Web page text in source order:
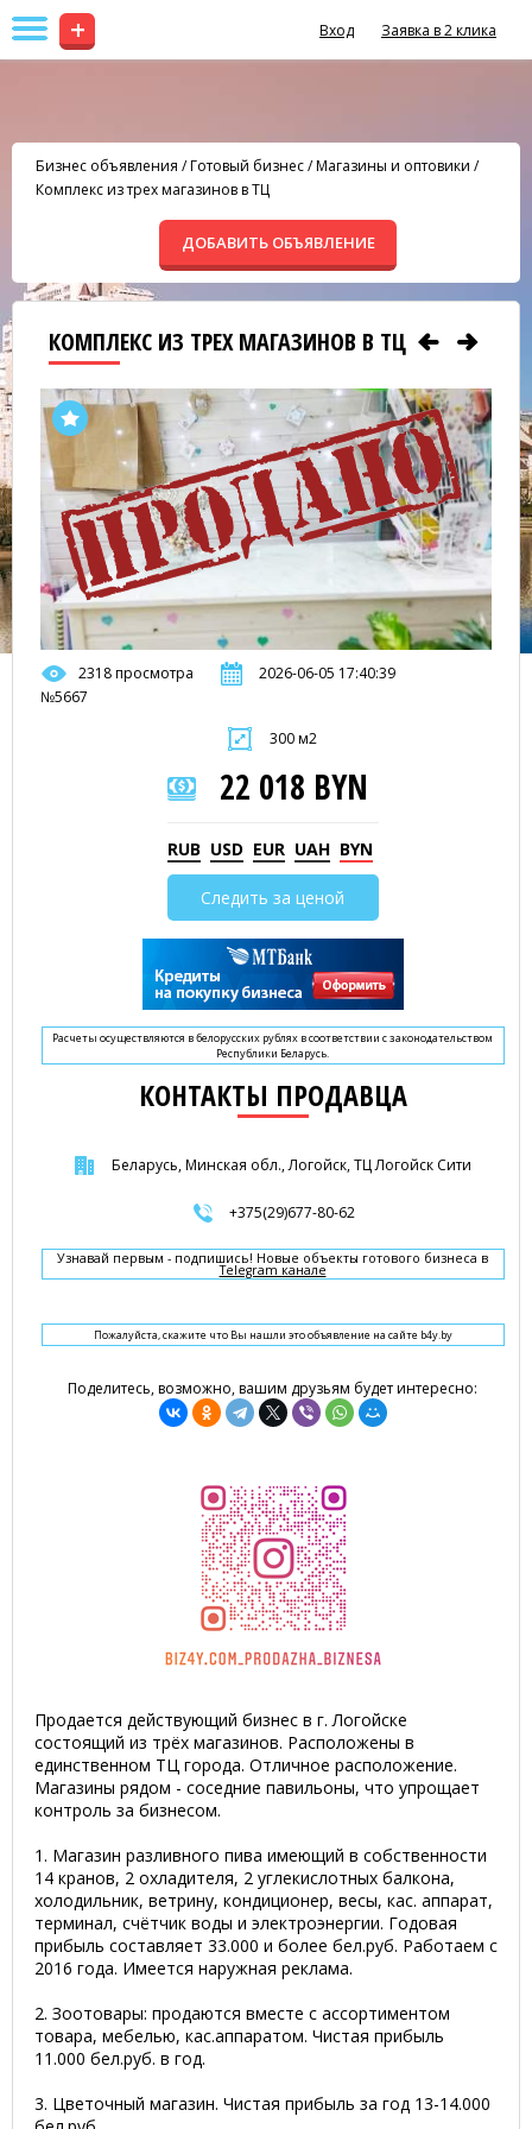
+ Вход Заявка в 2 клика
Бизнес объявления /Готовый бизнес/Магазины и оптовики /
Комплекс из трех магазинов в ТЦ
ДОБАВИТЬ ОБЪЯВЛЕНИЕ
КОМПЛЕКС ИЗ ТРЕХ МАГАЗИНОВ В ТЦ
2318 просмотра
2026-06-05 17:40:39
№5667
300 м2
22 018 BYN
RUB USD EUR UAH BYN
Следить за ценой
Расчеты осуществляются в белорусских рублях в соответствии с законодательством
Республики Беларусь.
КОНТАКТЫ ПРОДАВЦА
Беларусь, Минская обл., Логойск, ТЦ Логойск Сити
+375(29)677-80-62
Узнавай первым - подпишись! Новые объекты готового бизнеса в
Telegram канале
Пожалуйста, скажите что Вы нашли это объявление на сайте b4y.by
Поделитесь, возможно, вашим друзьям будет интересно:
Продается действующий бизнес в г. Логойске
состоящий из трёх магазинов. Расположены в
единственном ТЦ города. Отличное расположение.
Магазины рядом - соседние павильоны, что упрощает
контроль за бизнесом.
1. Магазин разливного пива имеющий в собственности
14 кранов, 2 охладителя, 2 углекислотных балкона,
холодильник, ветрину, кондиционер, весы, кас. аппарат,
терминал, счётчик воды и электроэнергии. Годовая
прибыль составляет 33.000 и более бел.руб. Работаем с
2016 года. Имеется наружная реклама.
2. Зоотовары: продаются вместе с ассортиментом
товара, мебелью, кас.аппаратом. Чистая прибыль
11.000 бел.руб. в год.
3. Цветочный магазин. Чистая прибыль за год 13-14.000